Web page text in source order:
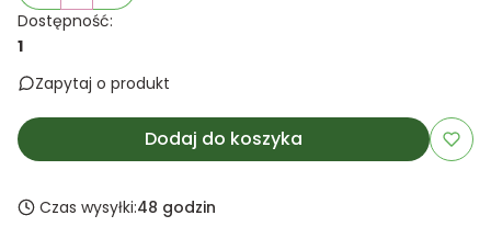
Dostępność:
1
Zapytaj o produkt
Dodaj do koszyka
Czas wysyłki:48 godzin